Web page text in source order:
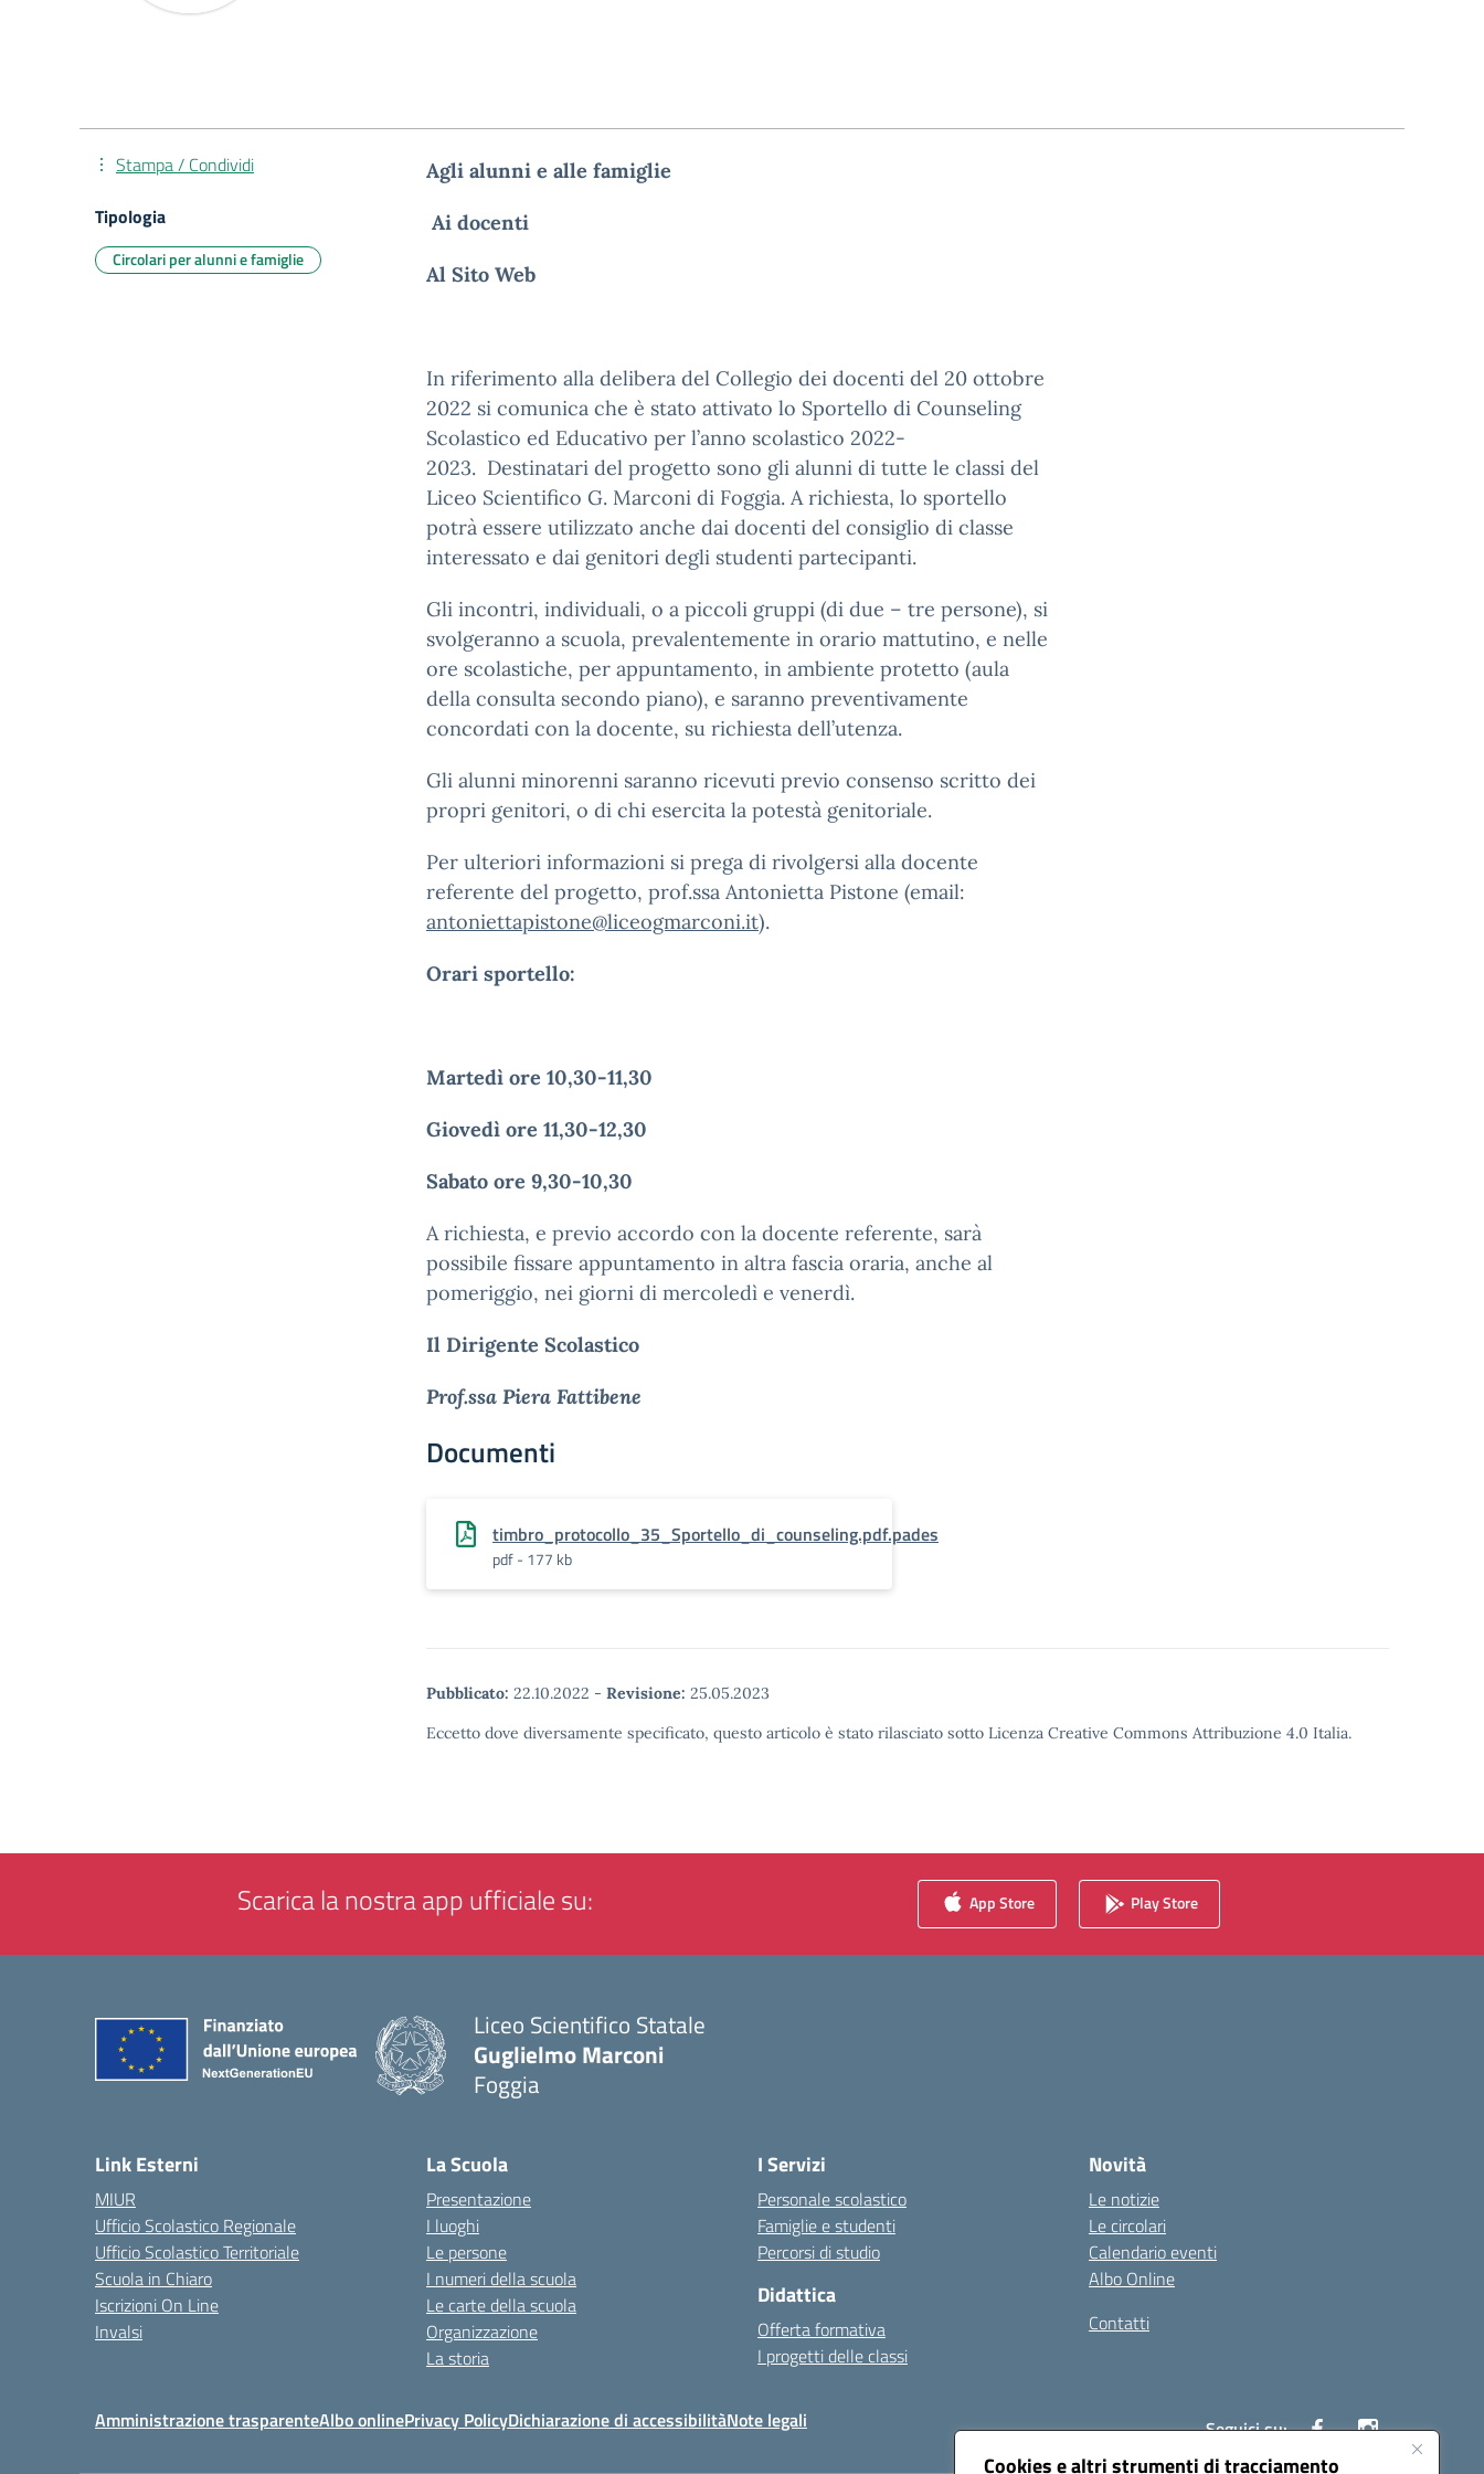
Cookies e altri strumenti di tracciamento
Agli alunni e alle famiglie
Ai docenti
Al Sito Web
In riferimento alla delibera del Collegio dei docenti del 20 ottobre
2022 si comunica che è stato attivato lo Sportello di Counseling
Scolastico ed Educativo per l’anno scolastico 2022-
2023. Destinatari del progetto sono gli alunni di tutte le classi del
Liceo Scientifico G. Marconi di Foggia. A richiesta, lo sportello
potrà essere utilizzato anche dai docenti del consiglio di classe
interessato e dai genitori degli studenti partecipanti.
Gli incontri, individuali, o a piccoli gruppi (di due – tre persone), si
svolgeranno a scuola, prevalentemente in orario mattutino, e nelle
ore scolastiche, per appuntamento, in ambiente protetto (aula
della consulta secondo piano), e saranno preventivamente
concordati con la docente, su richiesta dell’utenza.
Gli alunni minorenni saranno ricevuti previo consenso scritto dei
propri genitori, o di chi esercita la potestà genitoriale.
Per ulteriori informazioni si prega di rivolgersi alla docente
referente del progetto, prof.ssa Antonietta Pistone (email:
antoniettapistone@liceogmarconi.it).
Orari sportello:
Martedì ore 10,30-11,30
Giovedì ore 11,30-12,30
Sabato ore 9,30-10,30
A richiesta, e previo accordo con la docente referente, sarà
possibile fissare appuntamento in altra fascia oraria, anche al
pomeriggio, nei giorni di mercoledì e venerdì.
Il Dirigente Scolastico
Prof.ssa Piera Fattibene
Documenti
timbro_protocollo_35_Sportello_di_counseling.pdf.pades
pdf - 177 kb
Pubblicato: 22.10.2022 - Revisione: 25.05.2023
Eccetto dove diversamente specificato, questo articolo è stato rilasciato sotto Licenza Creative Commons Attribuzione 4.0 Italia.
Stampa / Condividi
Tipologia
Circolari per alunni e famiglie
Scarica la nostra app ufficiale su: App Store Play Store
Liceo Scientifico Statale
Guglielmo Marconi
Foggia
Link Esterni
MIUR
Ufficio Scolastico Regionale
Ufficio Scolastico Territoriale
Scuola in Chiaro
Iscrizioni On Line
Invalsi
La Scuola
Presentazione
I luoghi
Le persone
I numeri della scuola
Le carte della scuola
Organizzazione
La storia
I Servizi
Personale scolastico
Famiglie e studenti
Percorsi di studio
Didattica
Offerta formativa
I progetti delle classi
Novità
Le notizie
Le circolari
Calendario eventi
Albo Online
Contatti
Amministrazione trasparenteAlbo onlinePrivacy PolicyDichiarazione di accessibilitàNote legali Seguici su: